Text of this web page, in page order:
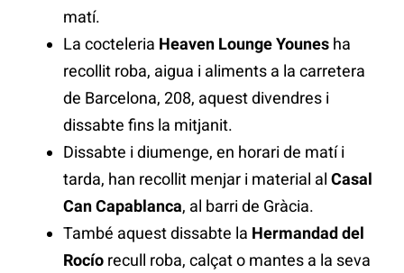
matí.
La cocteleria Heaven Lounge Younes ha
recollit roba, aigua i aliments a la carretera
de Barcelona, 208, aquest divendres i
dissabte fins la mitjanit.
Dissabte i diumenge, en horari de matí i
tarda, han recollit menjar i material al Casal
Can Capablanca, al barri de Gràcia.
També aquest dissabte la Hermandad del
Rocío recull roba, calçat o mantes a la seva